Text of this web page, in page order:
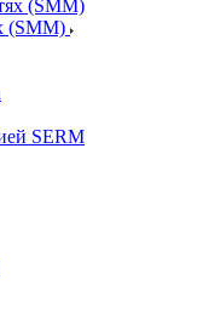
(SMM)
SERM